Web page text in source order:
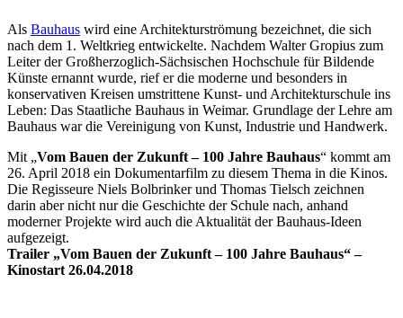
Als Bauhaus wird eine Architekturströmung bezeichnet, die sich
nach dem 1. Weltkrieg entwickelte. Nachdem Walter Gropius zum
Leiter der Großherzoglich-Sächsischen Hochschule für Bildende
Künste ernannt wurde, rief er die moderne und besonders in
konservativen Kreisen umstrittene Kunst- und Architekturschule ins
Leben: Das Staatliche Bauhaus in Weimar. Grundlage der Lehre am
Bauhaus war die Vereinigung von Kunst, Industrie und Handwerk.
Mit „Vom Bauen der Zukunft – 100 Jahre Bauhaus“ kommt am
26. April 2018 ein Dokumentarfilm zu diesem Thema in die Kinos.
Die Regisseure Niels Bolbrinker und Thomas Tielsch zeichnen
darin aber nicht nur die Geschichte der Schule nach, anhand
moderner Projekte wird auch die Aktualität der Bauhaus-Ideen
aufgezeigt.
Trailer „Vom Bauen der Zukunft – 100 Jahre Bauhaus“ –
Kinostart 26.04.2018